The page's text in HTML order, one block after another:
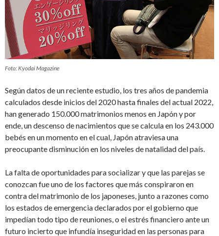
Foto: Kyodai Magazine
Según datos de un reciente estudio, los tres años de pandemia
calculados desde inicios del 2020 hasta finales del actual 2022,
han generado 150.000 matrimonios menos en Japón y por
ende, un descenso de nacimientos que se calcula en los 243.000
bebés en un momento en el cual, Japón atraviesa una
preocupante disminución en los niveles de natalidad del país.
La falta de oportunidades para socializar y que las parejas se
conozcan fue uno de los factores que más conspiraron en
contra del matrimonio de los japoneses, junto a razones como
los estados de emergencia declarados por el gobierno que
impedían todo tipo de reuniones, o el estrés financiero ante un
futuro incierto que infundía inseguridad en las personas para